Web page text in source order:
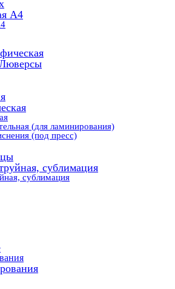
А4
(для ламинирования)
(под пресс)
сублимация
сублимация